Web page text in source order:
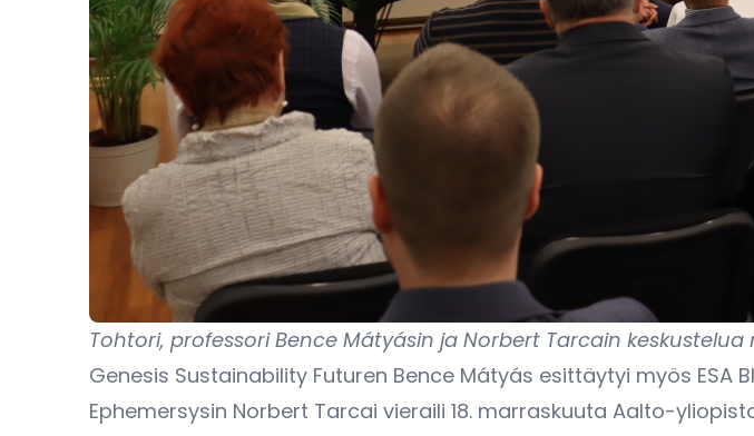
Tohtori, professori Bence Mátyásin ja Norbert Tarcain
Genesis Sustainability Futuren Bence Mátyás esittäytyi myös
Ephemersysin Norbert Tarcai vieraili 18. marraskuuta Aalto-